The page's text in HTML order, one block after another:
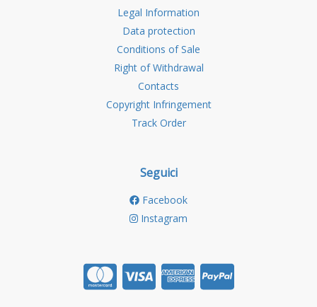
Legal Information
Data protection
Conditions of Sale
Right of Withdrawal
Contacts
Copyright Infringement
Track Order
Seguici
Facebook
Instagram